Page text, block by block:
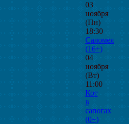
03
ноября
(Пн)
18:30
Саломея
(16+)
04
ноября
(Вт)
11:00
Кот
в
сапогах
(0+)